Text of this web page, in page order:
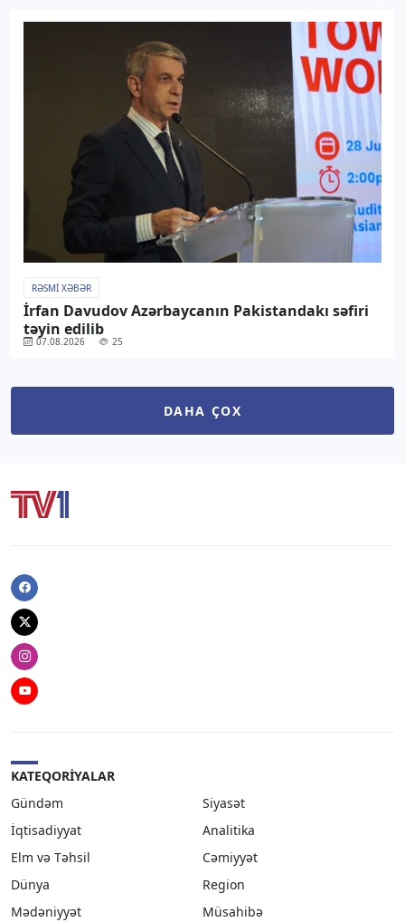
RƏSMI XƏBƏR
İrfan Davudov Azərbaycanın Pakistandakı səfiri
təyin edilib
07.08.2026 25
DAHA ÇOX
Facebook
Twitter
Instagram
Youtube
KATEQORIYALAR
Gündəm
Siyasət
İqtisadiyyat
Analitika
Elm və Təhsil
Cəmiyyət
Dünya
Region
Mədəniyyət
Müsahibə